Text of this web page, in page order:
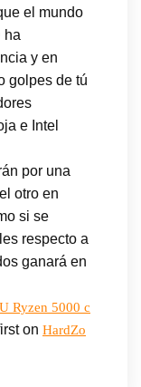
el mundo
ha
y en
golpes de tú
e Intel
por una
otro en
si se
respecto a
ganará en
Ryzen 5000 c
on HardZo